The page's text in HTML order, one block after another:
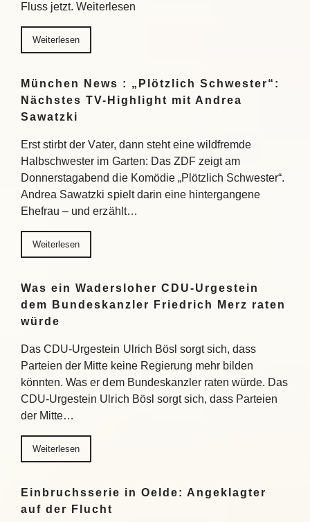
Fluss jetzt. Weiterlesen
Weiterlesen
München News : „Plötzlich Schwester“:
Nächstes TV-Highlight mit Andrea
Sawatzki
Erst stirbt der Vater, dann steht eine wildfremde
Halbschwester im Garten: Das ZDF zeigt am
Donnerstagabend die Komödie „Plötzlich Schwester“.
Andrea Sawatzki spielt darin eine hintergangene
Ehefrau – und erzählt…
Weiterlesen
Was ein Wadersloher CDU-Urgestein
dem Bundeskanzler Friedrich Merz raten
würde
Das CDU-Urgestein Ulrich Bösl sorgt sich, dass
Parteien der Mitte keine Regierung mehr bilden
könnten. Was er dem Bundeskanzler raten würde. Das
CDU-Urgestein Ulrich Bösl sorgt sich, dass Parteien
der Mitte…
Weiterlesen
Einbruchsserie in Oelde: Angeklagter
auf der Flucht